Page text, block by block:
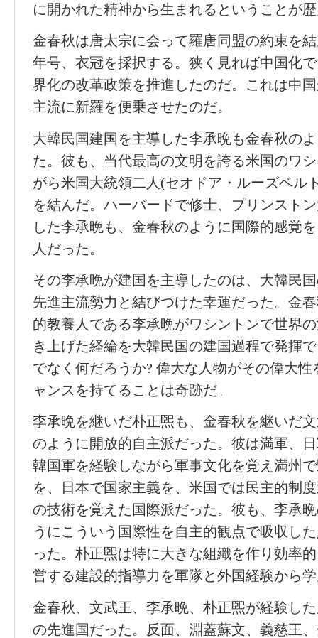
に開かれた精神から生まれるということが
金春秋は唐太宗に会って羅唐同盟の約束を
年号、衣冠を採択する。狭く見れば中国化
界化の改革政策を推進したのだ。これは中
主流に新羅を便乗させたのだ。
大韓民国建国を主導した李承晩も金春秋の
た。彼も、当代最高の文明を誇る米国のワ
がら米国大統領二人(セオドア・ルーズベル
を結んだ。ハーバードで修士、プリンスト
した李承晩も、金春秋のように国際的感覚
人だった。
その李承晩が建国を主導したのは、大韓民
先進主流勢力と結びつけた幸運だった。金
的教養人である李承晩がワシントンで世界
き上げた経綸を大韓民国の建国過程で発揮
でなく何だろうか? 偉大な人物がその偉大
ャンスを持てることは奇跡だ。
李承晩を継いだ朴正煕も、金春秋を継いだ
のように開放的自主派だった。彼は満軍、
韓国軍を経験しながら軍事文化を覚え満州
を、日本で国家主義を、米国では民主的制
の技術を覚えた国際派だった。彼も、李承
うにこういう国際性を自主的観点で吸収し
った。朴正煕は特に大きな組織を作り効率
営する建設的指導力を軍隊と外国経験から
金春秋、文武王、李承晩、朴正煕が経験し
の先進国だった。反面、淵蓋蘇文、義慈王